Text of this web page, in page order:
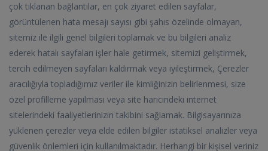
çok tıklanan bağlantılar, en çok ziyaret edilen sayfalar,
görüntülenen hata mesajı sayısı gibi şahıs özelinde olmayan,
sitemiz ile ilgili genel bilgileri toplamak ve bu bilgileri analiz
ederek hatalı sayfaları işler hale getirmek, sitemizi geliştirmek,
tercih edilmeyen sayfaları kaldırmak veya iyileştirmek, Çerezler
aracılığıyla topladığımız veriler ile kimliğinizin belirlenmesi, size
özel profilleme yapılması veya site haricindeki internet
sitelerindeki faaliyetlerinizin takibini sağlamak. Bilgisayarınıza
yüklenen çerezler veya elde edilen bilgiler istatiksel analizler veya
güvenlik önlemleri için kullanılmaktadır. Herhangi bir kişisel veriniz